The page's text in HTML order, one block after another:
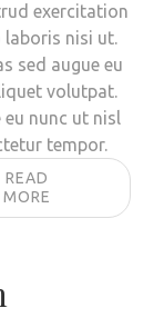
exercitation
laboris nisi ut.
sed augue eu
volutpat.
eu nunc ut nisl
tempor.
READ
MORE